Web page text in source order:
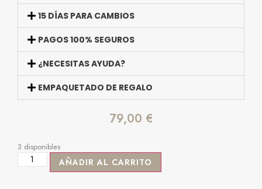
15 DÍAS PARA CAMBIOS
PAGOS 100% SEGUROS
¿NECESITAS AYUDA?
EMPAQUETADO DE REGALO
79,00 €
3 disponibles
AÑADIR AL CARRITO